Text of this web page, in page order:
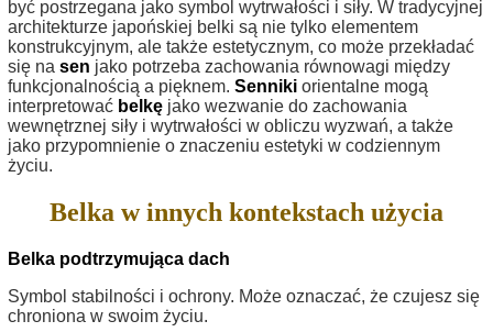
być postrzegana jako symbol wytrwałości i siły. W tradycyjnej
architekturze japońskiej belki są nie tylko elementem
konstrukcyjnym, ale także estetycznym, co może przekładać
się na sen jako potrzeba zachowania równowagi między
funkcjonalnością a pięknem. Senniki orientalne mogą
interpretować belkę jako wezwanie do zachowania
wewnętrznej siły i wytrwałości w obliczu wyzwań, a także
jako przypomnienie o znaczeniu estetyki w codziennym
życiu.
Belka w innych kontekstach użycia
Belka podtrzymująca dach
Symbol stabilności i ochrony. Może oznaczać, że czujesz się
chroniona w swoim życiu.